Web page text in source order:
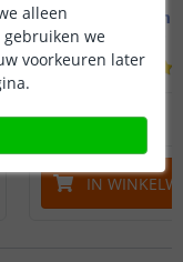
1M -
Opbouw -
OP VOORRAAD
IN
alleen
we
voorkeuren later